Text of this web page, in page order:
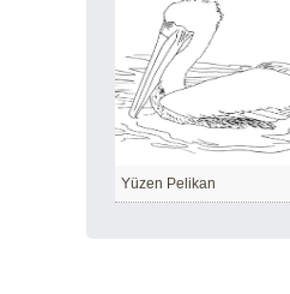
Yüzen Pelikan